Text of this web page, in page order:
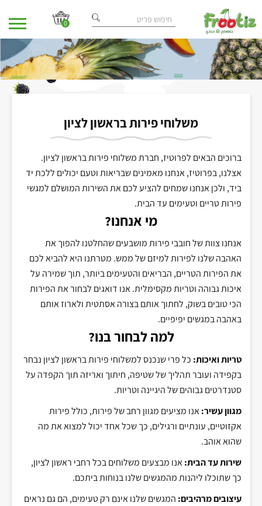
0
בית/מאמרים / משלוחי פירות בראשון לציון
משלוחי פירות בראשון לציון
ברוכים הבאים לפרוטיז, חברת משלוחי פירות בראשון לציון.
אצלנו, בפרוטיז, אנחנו מאמינים שבריאות וטעם יכולים ללכת יד
ביד, ולכן אנחנו שמחים להציע לכם את השירות המושלם למגשי
פירות טריים וטעימים עד הבית.
מי אנחנו?
אנחנו צוות של חובבי פירות מושבעים שהחלטנו להפוך את
האהבה שלנו לפירות למיזם של ממש. מטרתנו היא להביא לכם
את הפירות הטריים, הבריאים והטעימים ביותר, תוך שמירה על
איכות גבוהה וטריות מקסימלית. אנו דואגים לבחור את הפירות
הכי טובים בשוק, לחתוך אותם בצורה אסתטית ולארוז אותם
באהבה במגשים יפיפיים.
למה לבחור בנו?
טריות ואיכות: כל פרי שנכנס למשלוחי פירות בראשון לציון נבחר
בקפידה ועובר תהליך של שטיפה, חיתוך ואריזה תוך הקפדה על
סטנדרטים גבוהים של היגיינה וטריות.
מגוון עשיר:אנו מציעים מגוון רחב של פירות, כולל פירות
אקזוטיים, עונתיים ורגילים, כך שכל אחד יכול למצוא את מה
שהוא אוהב.
שירות עד הבית:אנו מבצעים משלוחים בכל רחבי ראשון לציון,
כך שתוכלו ליהנות מהמגשים שלנו בנוחות ביתכם.
עיצובים מרהיבים: המגשים שלנו אינם רק טעימים, הם גם נראים